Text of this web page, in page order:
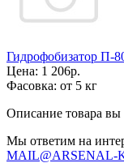
Гидрофобизатор П-
Цена: 1 206р.
Фасовка: от 5 кг
Описание товара
Мы ответим на
MAIL@ARSENAL-